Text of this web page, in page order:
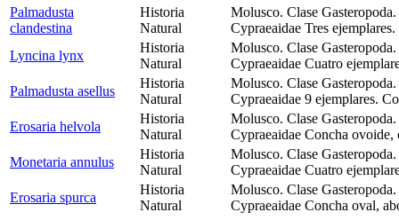
Palmadusta
clandestina
Historia
Natural
Molusco. Clase
Cypraeaidae Tres
Lyncina lynx
Historia
Natural
Molusco. Clase
Cypraeaidae Cuatro
Palmadusta asellus
Historia
Natural
Molusco. Clase
Cypraeaidae 9 ejemplares.
Erosaria helvola
Historia
Natural
Molusco. Clase
Cypraeaidae Concha ovoide,
Monetaria annulus
Historia
Natural
Molusco. Clase
Cypraeaidae Cuatro
Erosaria spurca
Historia
Natural
Molusco. Clase
Cypraeaidae Concha oval,